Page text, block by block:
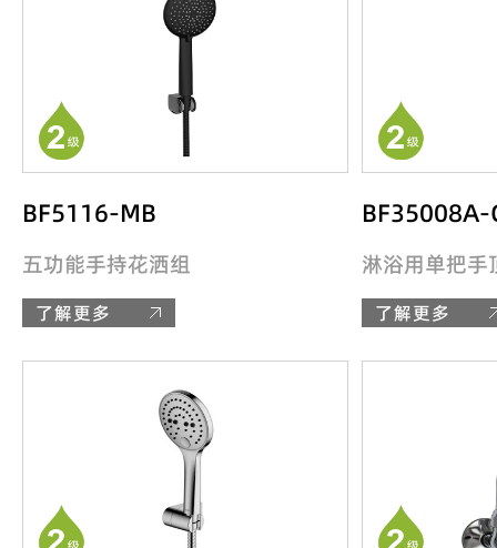
BF5116-MB
五功能手持花洒组
了解更多
BF35008A-
淋浴用单把手
了解更多